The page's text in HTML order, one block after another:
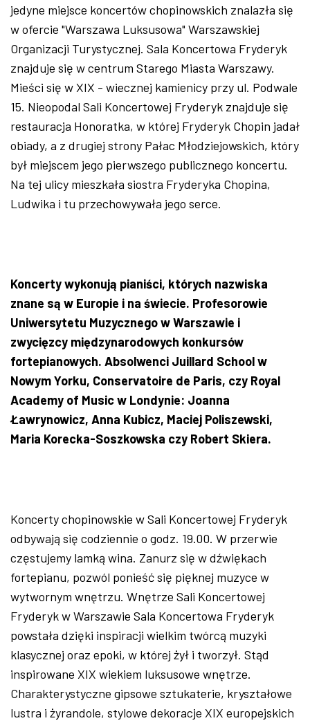
jedyne miejsce koncertów chopinowskich znalazła się
w ofercie "Warszawa Luksusowa" Warszawskiej
Organizacji Turystycznej. Sala Koncertowa Fryderyk
znajduje się w centrum Starego Miasta Warszawy.
Mieści się w XIX - wiecznej kamienicy przy ul. Podwale
15. Nieopodal Sali Koncertowej Fryderyk znajduje się
restauracja Honoratka, w której Fryderyk Chopin jadał
obiady, a z drugiej strony Pałac Młodziejowskich, który
był miejscem jego pierwszego publicznego koncertu.
Na tej ulicy mieszkała siostra Fryderyka Chopina,
Ludwika i tu przechowywała jego serce.
Koncerty wykonują pianiści, których nazwiska
znane są w Europie i na świecie. Profesorowie
Uniwersytetu Muzycznego w Warszawie i
zwycięzcy międzynarodowych konkursów
fortepianowych. Absolwenci Juillard School w
Nowym Yorku, Conservatoire de Paris, czy Royal
Academy of Music w Londynie: Joanna
Ławrynowicz, Anna Kubicz, Maciej Poliszewski,
Maria Korecka-Soszkowska czy Robert Skiera.
Koncerty chopinowskie w Sali Koncertowej Fryderyk
odbywają się codziennie o godz. 19.00. W przerwie
częstujemy lamką wina. Zanurz się w dźwiękach
fortepianu, pozwól ponieść się pięknej muzyce w
wytwornym wnętrzu. Wnętrze Sali Koncertowej
Fryderyk w Warszawie Sala Koncertowa Fryderyk
powstała dzięki inspiracji wielkim twórcą muzyki
klasycznej oraz epoki, w której żył i tworzył. Stąd
inspirowane XIX wiekiem luksusowe wnętrze.
Charakterystyczne gipsowe sztukaterie, kryształowe
lustra i żyrandole, stylowe dekoracje XIX europejskich